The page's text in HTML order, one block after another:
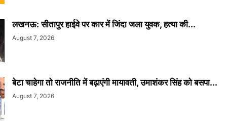
लखनऊ: सीतापुर हाईवे पर कार में जिंदा जला युवक, हत्या की...
August 7, 2026
बेटा चाहेगा तो राजनीति में बढ़ाएंगी मायावती, उमाशंकर सिंह को बसपा...
August 7, 2026